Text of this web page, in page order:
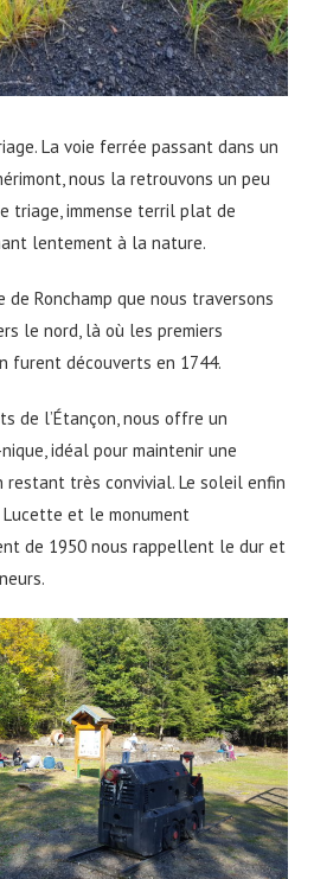
La voie ferrée passant dans un
nous la retrouvons un peu
triage, immense terril plat de
lentement à la nature.
Ronchamp que nous traversons
le nord, là où les premiers
furent découverts en 1744.
de l’Étançon, nous offre un
idéal pour maintenir une
très convivial. Le soleil enfin
et le monument
de 1950 nous rappellent le dur et